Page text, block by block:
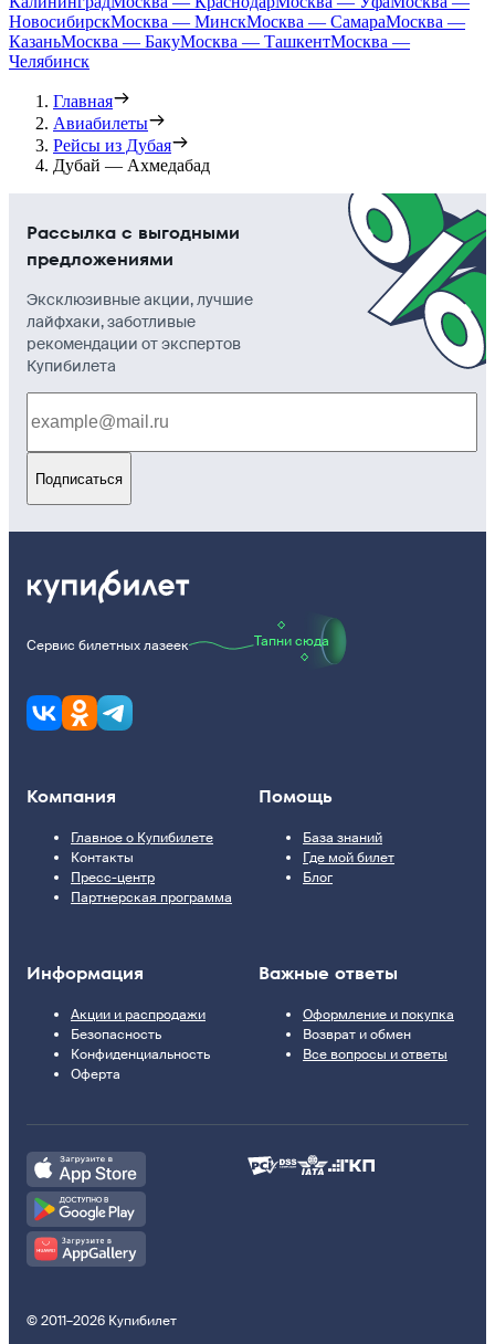
НовосибирскМосква — МинскМосква — СамараМосква —
КазаньМосква — БакуМосква — ТашкентМосква —
Челябинск
Главная
Авиабилеты
Рейсы из Дубая
Дубай — Ахмедабад
Рассылка с выгодными
предложениями
Эксклюзивные акции, лучшие
лайфхаки, заботливые
рекомендации от экспертов
Купибилета
Подписаться
Сервис билетных лазеек Тапни сюда
Компания
Главное о Купибилете
Контакты
Пресс-центр
Партнерская программа
Помощь
База знаний
Где мой билет
Блог
Информация
Акции и распродажи
Безопасность
Конфиденциальность
Оферта
Важные ответы
Оформление и покупка
Возврат и обмен
Все вопросы и ответы
© 2011–2026 Купибилет